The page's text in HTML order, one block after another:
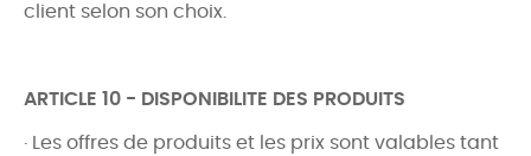
client selon son choix.
ARTICLE 10 - DISPONIBILITE DES PRODUITS
· Les offres de produits et les prix sont valables tant